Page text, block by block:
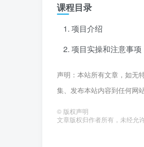
课程目录
项目介绍
项目实操和注意事项
声明：本站所有文章，如无
集、发布本站内容到任何网
© 版权声明
文章版权归作者所有，未经允